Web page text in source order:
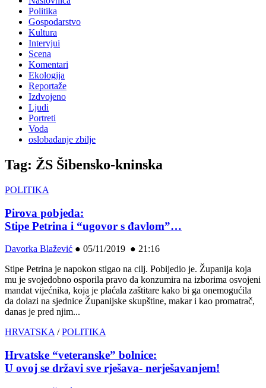
Politika
Gospodarstvo
Kultura
Intervjui
Scena
Komentari
Ekologija
Reportaže
Izdvojeno
Ljudi
Portreti
Voda
oslobađanje zbilje
Tag: ŽS Šibensko-kninska
POLITIKA
Pirova pobjeda:
Stipe Petrina i “ugovor s đavlom”…
Davorka Blažević ● 05/11/2019 ● 21:16
Stipe Petrina je napokon stigao na cilj. Pobijedio je. Županija koja
mu je svojedobno osporila pravo da konzumira na izborima osvojeni
mandat vijećnika, koja je plaćala zaštitare kako bi ga onemogućila
da dolazi na sjednice Županijske skupštine, makar i kao promatrač,
danas je pred njim...
HRVATSKA /POLITIKA
Hrvatske “veteranske” bolnice:
U ovoj se državi sve rješava- nerješavanjem!